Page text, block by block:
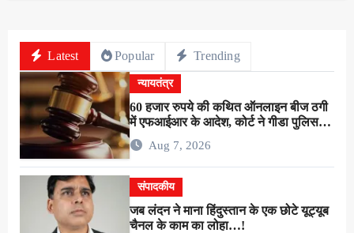
Latest Popular Trending
न्यायतंत्र
60 हजार रुपये की कथित ऑनलाइन बीज ठगी
में एफआईआर के आदेश, कोर्ट ने गीडा पुलिस
को 24 घंटे में मुकदमा दर्ज करने का दिया निर्देश
Aug 7, 2026
संपादकीय
जब लंदन ने माना हिंदुस्तान के एक छोटे यूट्यूब
चैनल के काम का लोहा…!